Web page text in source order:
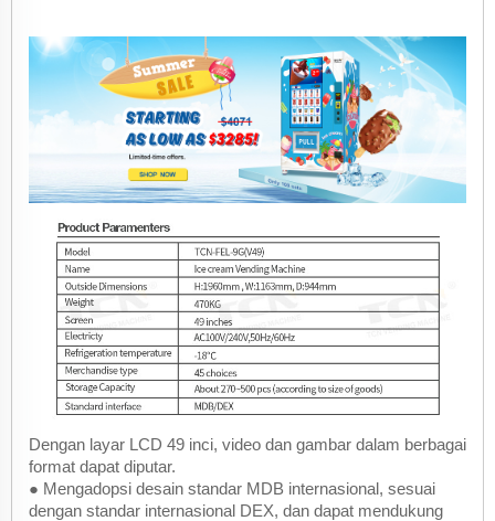
Dengan layar LCD 49 inci, video dan gambar dalam berbagai
format dapat diputar.
● Mengadopsi desain standar MDB internasional, sesuai
dengan standar internasional DEX, dan dapat mendukung